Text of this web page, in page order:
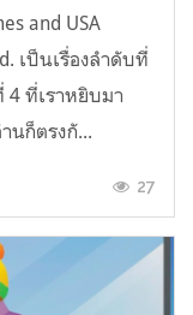
and USA
เป็นเรื่องลำดับที่
4 ที่เราหยิบมา
นก็ตรงกั...
27